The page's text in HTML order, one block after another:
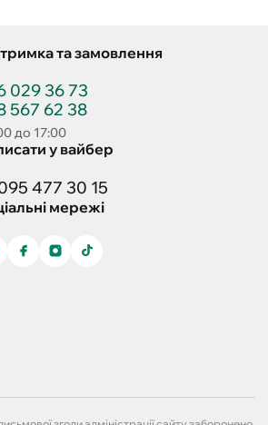
та замовлення
029 36 73
567 62 38
до 17:00
у вайбер
477 30 15
мережі